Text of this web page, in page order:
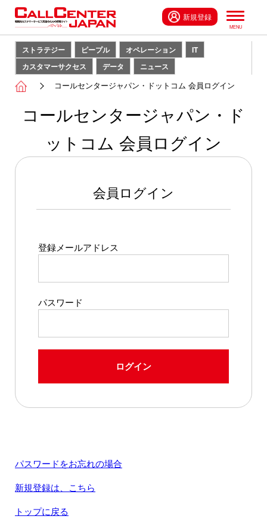
新規登録
ストラテジー ピープル オペレーション
IT
カスタマーサクセス
データ ニュース
コールセンタージャパン・ドットコム 会員ログイン
コールセンタージャパン・ド
ットコム 会員ログイン
会員ログイン
登録メールアドレス
パスワード
ログイン
パスワードをお忘れの場合
新規登録は、こちら
トップに戻る